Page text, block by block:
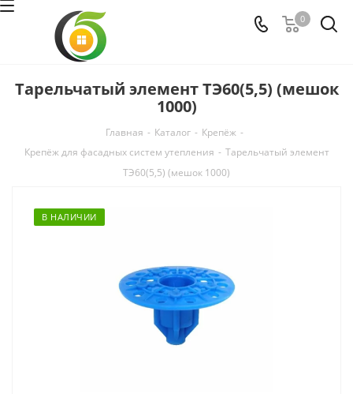
0
Тарельчатый элемент ТЭ60(5,5) (мешок
1000)
Главная - Каталог - Крепёж -
Крепёж для фасадных систем утепления - Тарельчатый элемент
ТЭ60(5,5) (мешок 1000)
В НАЛИЧИИ